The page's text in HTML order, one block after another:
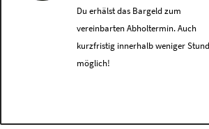
Du erhälst das Bargeld zum
vereinbarten Abholtermin. Auch
kurzfristig innerhalb weniger
möglich!